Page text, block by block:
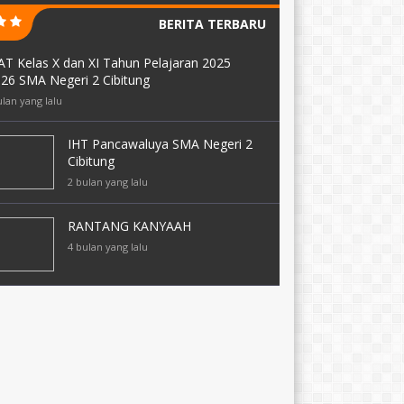
BERITA TERBARU
Kelas X dan XI Tahun Pelajaran 2025
SMA Negeri 2 Cibitung
yang lalu
IHT Pancawaluya SMA Negeri 2
Cibitung
2 bulan yang lalu
RANTANG KANYAAH
4 bulan yang lalu